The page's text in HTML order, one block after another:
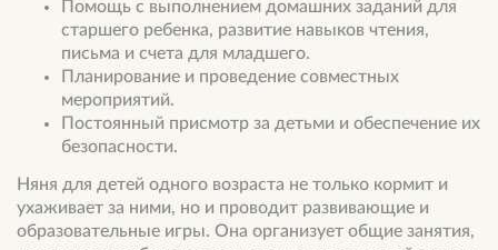
Помощь с выполнением домашних заданий для
старшего ребенка, развитие навыков чтения,
письма и счета для младшего.
Планирование и проведение совместных
мероприятий.
Постоянный присмотр за детьми и обеспечение их
безопасности.
Няня для детей одного возраста не только кормит и
ухаживает за ними, но и проводит развивающие и
образовательные игры. Она организует общие занятия,